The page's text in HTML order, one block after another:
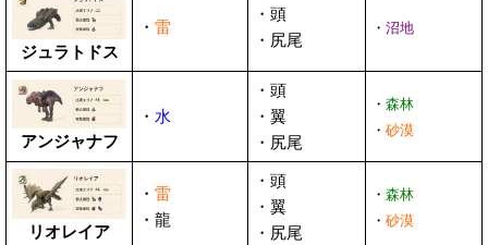
ジュラトドス
・ 雷
・頭
・尻尾
・ 沼地
アンジャナフ
・ 水
・頭
・翼
・尻尾
・ 森林
・ 砂漠
リオレイア
・ 雷
・龍
・頭
・翼
・尻尾
・ 森林
・ 砂漠